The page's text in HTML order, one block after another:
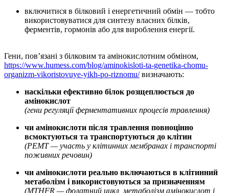
включитися в білковий і енергетичний обмін — тобто
використовуватися для синтезу власних білків,
ферментів, гормонів або для вироблення енергії.
Гени, пов’язані з білковим та амінокислотним обміном,
https://www.humess.com/blog/aminokisloti-ta-genetika-chomu-
organizm-vikoristovuye-yikh-po-riznomu/визначають:
наскільки ефективно білок розщеплюється до
амінокислот
(гени регуляції ферментативних процесів травлення)
чи амінокислоти після травлення повноцінно
всмоктуються та транспортуються до клітин
(PEMT — участь у клітинних мембранах і транспорті
поживних речовин)
чи амінокислоти реально включаються в клітинний
метаболізм і використовуються за призначенням
(MTHFR — фолатний цикл, метаболізм амінокислот і